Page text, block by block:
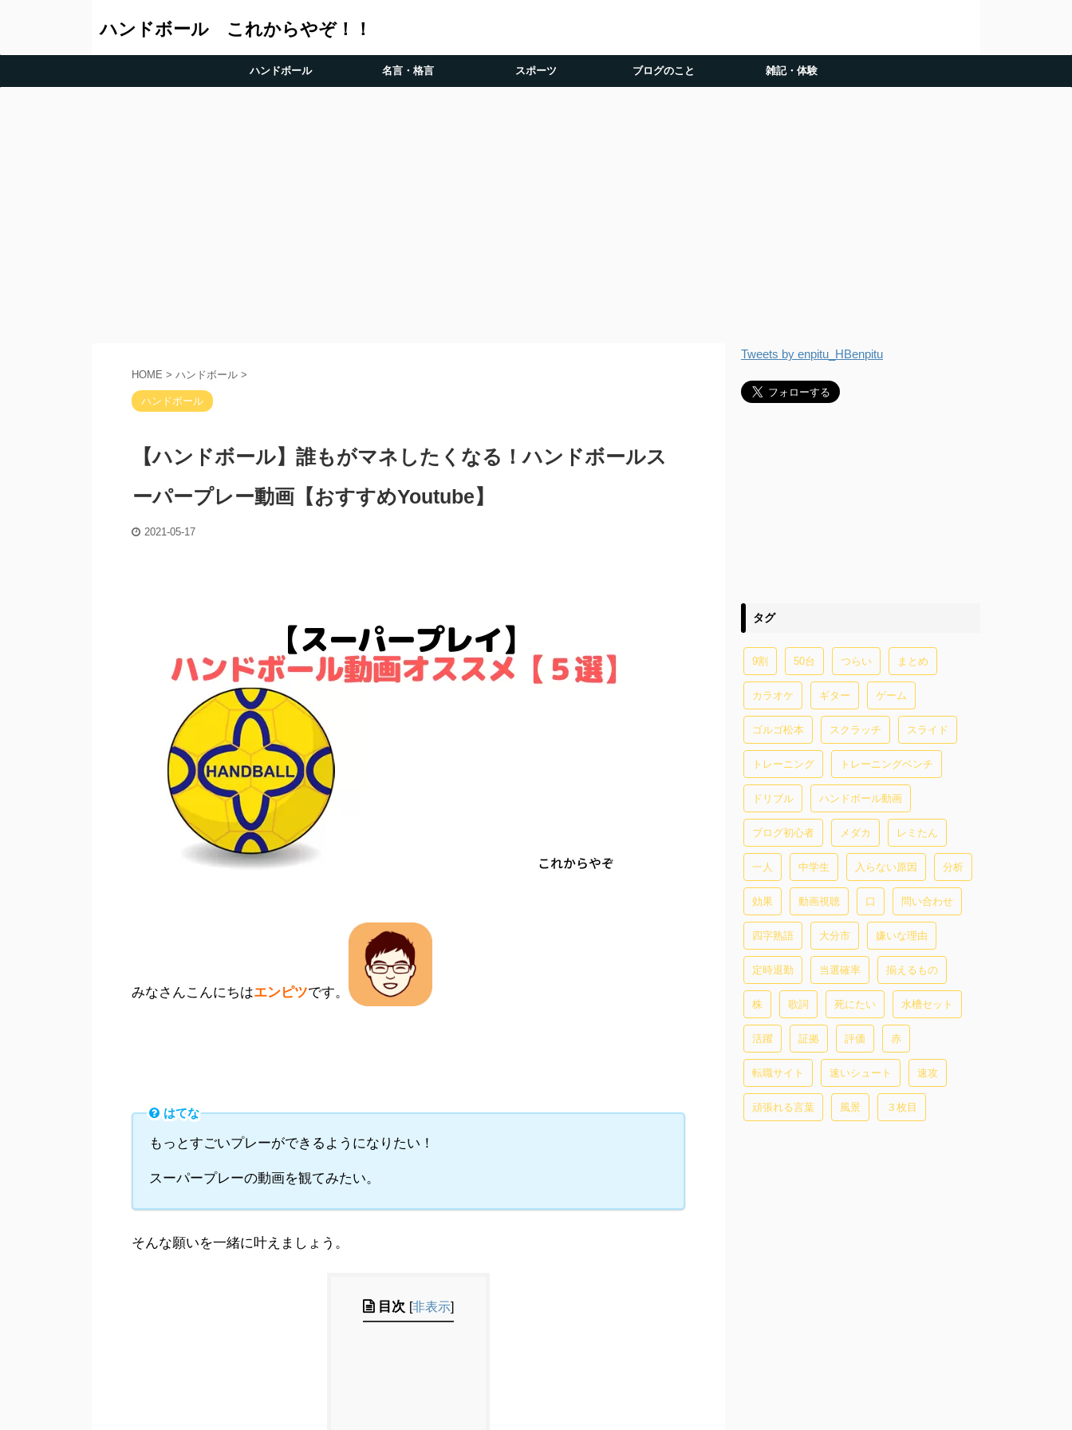
ハンドボール これからやぞ！！
ハンドボール 名言・格言 スポーツ ブログのこと 雑記・体験
HOME > ハンドボール >
ハンドボール
【ハンドボール】誰もがマネしたくなる！ハンドボールス
ーパープレー動画【おすすめYoutube】
2021-05-17
みなさんこんにちはエンピツです。
はてな
もっとすごいプレーができるようになりたい！
スーパープレーの動画を観てみたい。
そんな願いを一緒に叶えましょう。
目次 [非表示]
Tweets by enpitu_HBenpitu
タグ
9割 50台 つらい まとめ
カラオケ ギター ゲーム
ゴルゴ松本 スクラッチ スライド
トレーニング トレーニングベンチ
ドリブル ハンドボール動画
ブログ初心者 メダカ レミたん
一人 中学生 入らない原因 分析
効果 動画視聴 口 問い合わせ
四字熟語 大分市 嫌いな理由
定時退勤 当選確率 揃えるもの
株 歌詞 死にたい 水槽セット
活躍 証拠 評価 赤
転職サイト 速いシュート 速攻
頑張れる言葉 風景 ３枚目